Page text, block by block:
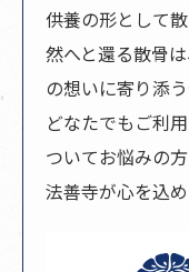
供養の形として
然へと還る散骨
の想いに寄り添
どなたでもご利
ついてお悩みの
法善寺が心を込